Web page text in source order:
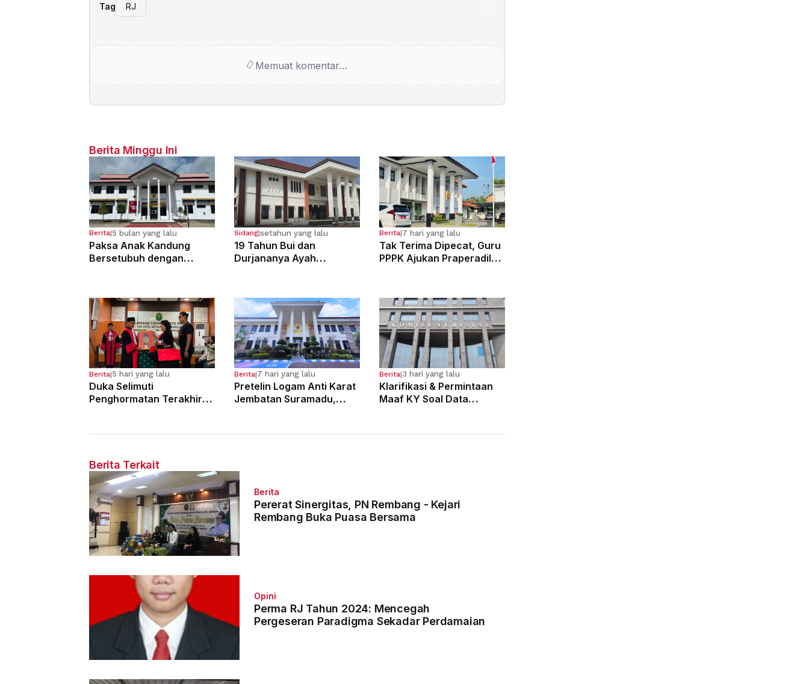
Tag RJ
Memuat komentar…
Berita Minggu Ini
Berita|5 bulan yang lalu
Paksa Anak Kandung
Bersetubuh dengan
Sidang|setahun yang lalu
19 Tahun Bui dan
Durjananya Ayah
Berita|7 hari yang lalu
Tak Terima Dipecat, Guru
PPPK Ajukan Praperadilan
Berita|5 hari yang lalu
Duka Selimuti
Penghormatan Terakhir
Berita|7 hari yang lalu
Pretelin Logam Anti Karat
Jembatan Suramadu,
Berita|3 hari yang lalu
Klarifikasi & Permintaan
Maaf KY Soal Data
Berita Terkait
Berita
Pererat Sinergitas, PN Rembang - Kejari
Rembang Buka Puasa Bersama
Opini
Perma RJ Tahun 2024: Mencegah
Pergeseran Paradigma Sekadar Perdamaian